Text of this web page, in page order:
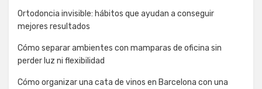
Ortodoncia invisible: hábitos que ayudan a conseguir
mejores resultados
Cómo separar ambientes con mamparas de oficina sin
perder luz ni flexibilidad
Cómo organizar una cata de vinos en Barcelona con una